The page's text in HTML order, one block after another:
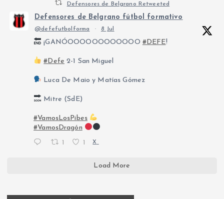
Defensores de Belgrano Retweeted
Defensores de Belgrano fútbol formativo
@defefutbolforma · 8 Jul
¡GANÓOOOOOOOOOOOO #DEFE!
#Defe 2-1 San Miguel
Luca De Maio y Matías Gómez
Mitre (SdE)
#VamosLosPibes
#VamosDragón
1 1 X
Load More